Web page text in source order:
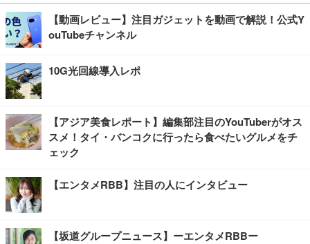
【動画レビュー】注目ガジェットを動画で解説！公式Y
ouTubeチャンネル
10G光回線導入レポ
【アジア美食レポート】編集部注目のYouTuberがオス
スメ！タイ・バンコクに行ったら食べたいグルメをチ
ェック
【エンタメRBB】注目の人にインタビュー
【坂道グループニュース】ーエンタメRBBー